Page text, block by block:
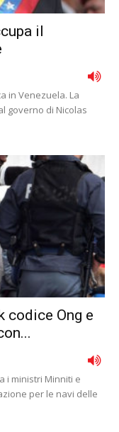
il
in Venezuela. La
governo di Nicolas
codice Ong e
i ministri Minniti e
per le navi delle